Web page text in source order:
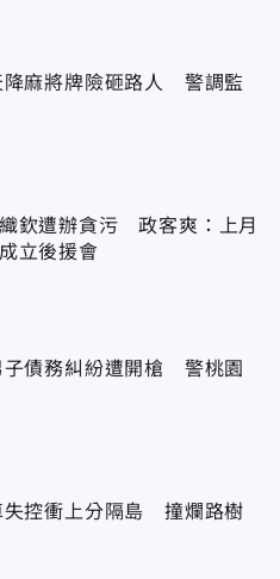
降麻將牌險砸路人 警調監
欽遭辦貪污 政客爽：上月
立後援會
子債務糾紛遭開槍 警桃園
失控衝上分隔島 撞爛路樹